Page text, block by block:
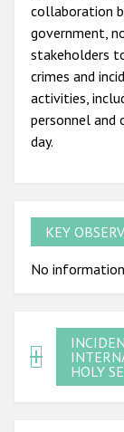
collaboration
government,
stakeholders
crimes and
activities,
personnel and
day.
KEY
No
HOLY